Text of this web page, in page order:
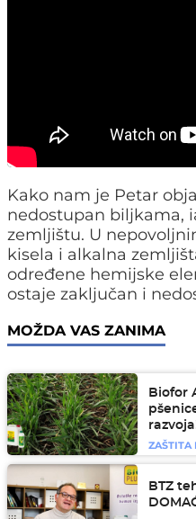
Kako nam je Petar
nedostupan biljkama,
zemljištu. U
kisela i alkalna
određene hemijske
ostaje zaključan i
MOŽDA VAS ZANIMA
Biofor
ZAŠTITA
BTZ